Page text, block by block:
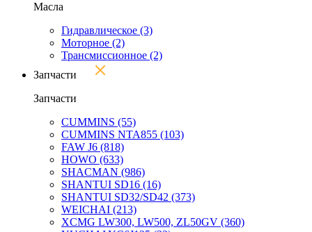
Масла
Гидравлическое (3)
Моторное (2)
Трансмиссионное (2)
Запчасти
Запчасти
CUMMINS (55)
CUMMINS NTA855 (103)
FAW J6 (818)
HOWO (633)
SHACMAN (986)
SHANTUI SD16 (16)
SHANTUI SD32/SD42 (373)
WEICHAI (213)
XCMG LW300, LW500, ZL50GV (360)